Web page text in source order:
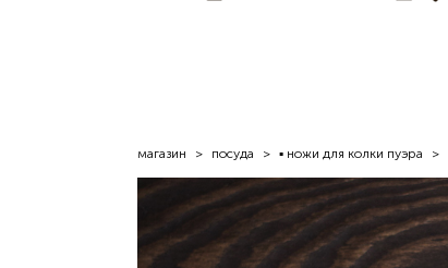
магазин > посуда > ▪ ножи для колки пуэра >